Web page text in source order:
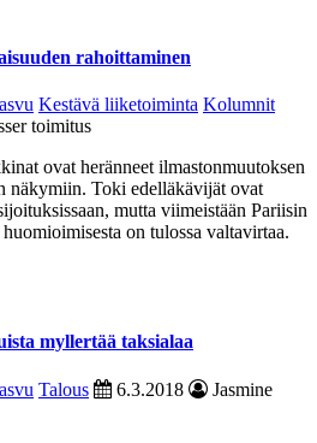
rahoittaminen
Kestävä liiketoiminta Kolumnit
toimitus
ovat heränneet ilmastonmuutoksen
näkymiin. Toki edelläkävijät ovat
mutta viimeistään Pariisin
on tulossa valtavirtaa.
myllertää taksialaa
Talous 6.3.2018
Jasmine